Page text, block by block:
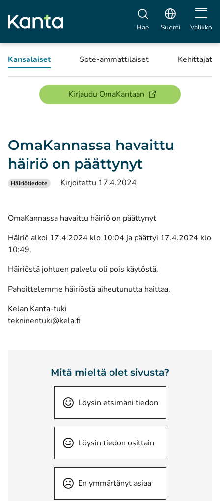
Hae Suomi Avaa
Valikko
Kansalaiset Sote-ammattilaiset Kehittäjät
Kirjaudu OmaKantaan(avautuu uuteen
OmaKannassa havaittu
häiriö on päättynyt
Häiriötiedote Kirjoitettu 17.4.2024
OmaKannassa havaittu häiriö on päättynyt
Häiriö alkoi 17.4.2024 klo 10:04 ja päättyi 17.4.2024 klo
10:49.
Häiriöstä johtuen palvelu oli pois käytöstä.
Pahoittelemme häiriöstä aiheutunutta haittaa.
Kelan Kanta-tuki
tekninentuki@kela.fi
Mitä mieltä olet sivusta?
Löysin etsimäni tiedon
Löysin tiedon osittain
En ymmärtänyt asiaa